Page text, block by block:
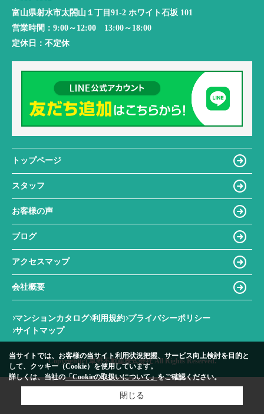
富山県射水市太閤山１丁目91-2 ホワイト石坂 101
営業時間： 9:00～12:00 13:00～18:00
定休日： 不定休
トップページ
スタッフ
お客様の声
ブログ
アクセスマップ
会社概要
マンションカタログ 利用規約 プライバシーポリシー
サイトマップ
Copyright(c) 草野不動産株式会社 All Rights Reserved.
当サイトでは、お客様の当サイト利用状況把握、サービス向上検討を目的と
して、クッキー（Cookie）を使用しています。
詳しくは、当社の「Cookieの取扱いについて」をご確認ください。
閉じる